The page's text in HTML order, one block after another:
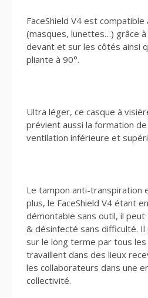
FaceShield V4 est
(masques, lunettes…) grâce
devant et sur les côtés ainsi
pliante à 90°.
Ultra léger, ce casque à
prévient aussi la formation
ventilation inférieure et
Le tampon anti-transpiration
plus, le FaceShield V4 étant
démontable sans outil, il
& désinfecté sans difficulté.
sur le long terme par tous
travaillent dans des lieux
les collaborateurs dans une
collectivité.